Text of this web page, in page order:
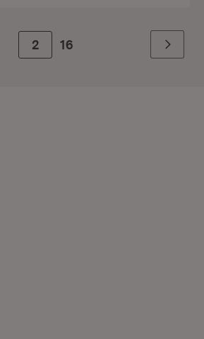
Zur Seite
2 16 Weiter